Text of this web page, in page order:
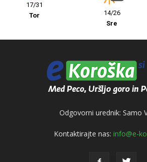
17/31
Tor
14/26
Sre
Odgovorni urednik: Samo
Kontaktirajte nas: info@e-